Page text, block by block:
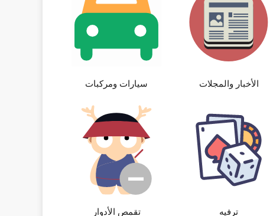
سيارات ومركبات الأخبار والمجلات
تقمص الأدوار ترفيه